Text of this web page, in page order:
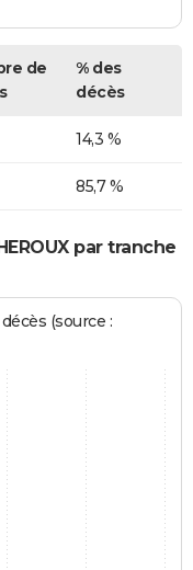
de
% des
décès
14,3 %
85,7 %
par tranche
(source :